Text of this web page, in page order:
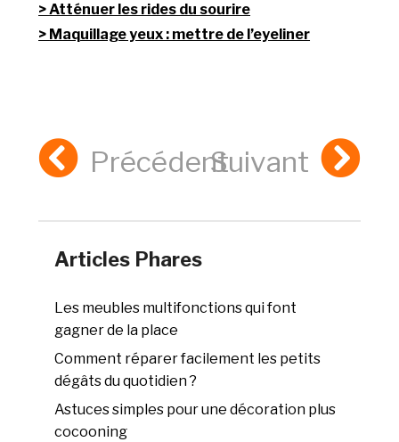
Atténuer les rides du sourire
Maquillage yeux : mettre de l’eyeliner
PrécédentSuivant
Articles Phares
Les meubles multifonctions qui font
gagner de la place
Comment réparer facilement les petits
dégâts du quotidien ?
Astuces simples pour une décoration plus
cocooning